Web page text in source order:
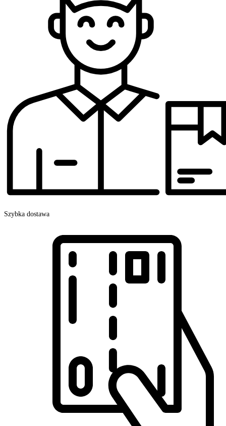
Szybka dostawa